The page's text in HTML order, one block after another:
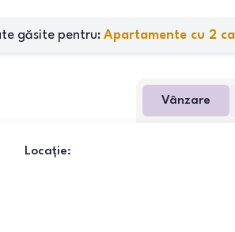
găsite pentru: Apartamente cu 2
Vânzare
Locație: